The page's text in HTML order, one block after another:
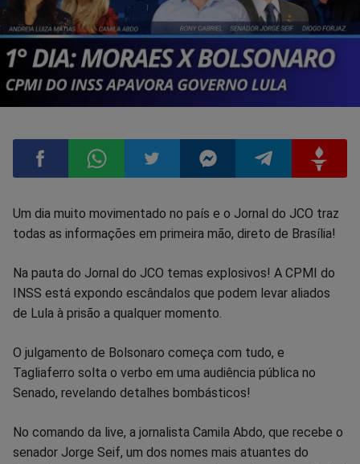
Compartilhar
Facebook
Compartilhar
Whatsapp
Compartilhar
Twitter
Compartilhar
Messenger
Compartilhar
TelegramGettr
Um dia muito movimentado no país e o Jornal do JCO traz
todas as informações em primeira mão, direto de Brasília!
Na pauta do Jornal do JCO temas explosivos! A CPMI do
INSS está expondo escândalos que podem levar aliados
de Lula à prisão a qualquer momento.
O julgamento de Bolsonaro começa com tudo, e
Tagliaferro solta o verbo em uma audiência pública no
Senado, revelando detalhes bombásticos!
No comando da live, a jornalista Camila Abdo, que recebe o
senador Jorge Seif, um dos nomes mais atuantes do